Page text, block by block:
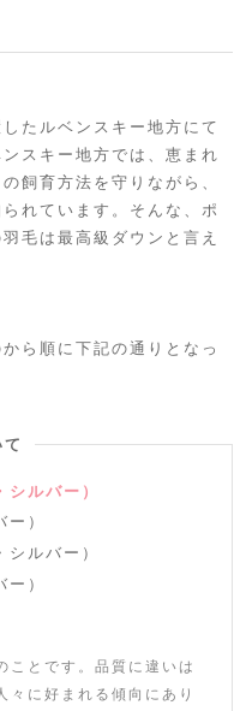
たルベンスキー地方にて
スキー地方では、恵まれ
飼育方法を守りながら、
れています。そんな、ポ
毛は最高級ダウンと言え
ら順に下記の通りとなっ
ルバー）
）
ルバー）
）
ことです。品質に違いは
々に好まれる傾向にあり